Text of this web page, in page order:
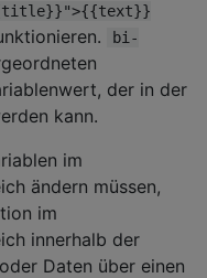
bi-
der in der
kann.
im
ändern müssen,
im
innerhalb der
Daten über einen